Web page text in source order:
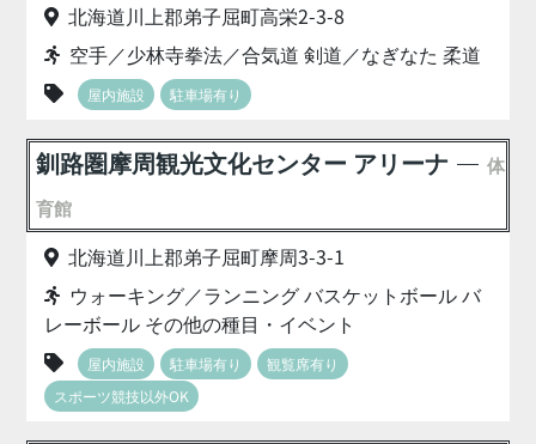
北海道川上郡弟子屈町高栄2-3-8
空手／少林寺拳法／合気道 剣道／なぎなた 柔道
屋内施設 駐車場有り
釧路圏摩周観光文化センター アリーナ
体
育館
北海道川上郡弟子屈町摩周3-3-1
ウォーキング／ランニング バスケットボール バ
レーボール その他の種目・イベント
屋内施設 駐車場有り
観覧席有り
スポーツ競技以外OK